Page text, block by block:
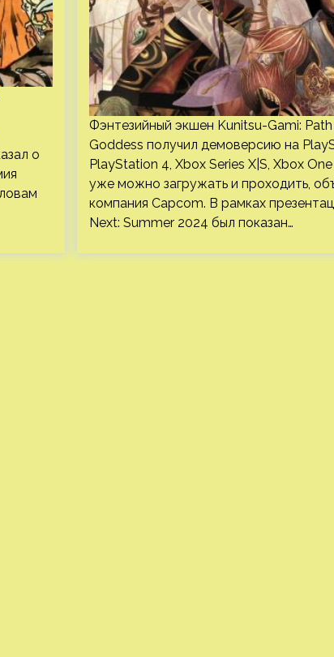
о
Фэнтезийный экшен Kunitsu-Gami:
Goddess получил демоверсию на
PlayStation 4, Xbox Series X|S, Xbox
уже можно загружать и проходить,
компания Capcom. В рамках
Next: Summer 2024 был показан…